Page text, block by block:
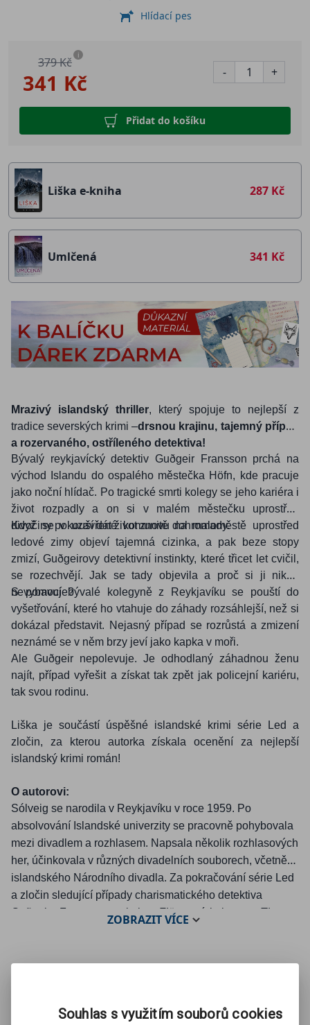
341 Kč
379 Kč i
- +
Přidat do košíku
Hlídací pes
Liška e-kniha 287 Kč
Umlčená 341 Kč
Mrazivý islandský thriller, který spojuje to nejlepší z
tradice severských krimi –drsnou krajinu, tajemný případ
a rozervaného, ostříleného detektiva!
Bývalý reykjavícký detektiv Guðgeir Fransson prchá na
východ Islandu do ospalého městečka Höfn, kde pracuje
jako noční hlídač. Po tragické smrti kolegy se jeho kariéra i
život rozpadly a on si v malém městečku uprostřed
divočiny pokouší dát život znovu dohromady.
Když se v uzavřené komunitě na maloměstě uprostřed
ledové zimy objeví tajemná cizinka, a pak beze stopy
zmizí, Guðgeirovy detektivní instinkty, které třicet let cvičil,
se rozechvějí. Jak se tady objevila a proč si ji nikdo
nevybavuje?
S pomocí bývalé kolegyně z Reykjavíku se pouští do
vyšetřování, které ho vtahuje do záhady rozsáhlejší, než si
dokázal představit. Nejasný případ se rozrůstá a zmizení
neznámé se v něm brzy jeví jako kapka v moři.
Ale Guðgeir nepolevuje. Je odhodlaný záhadnou ženu
najít, případ vyřešit a získat tak zpět jak policejní kariéru,
tak svou rodinu.
Liška je součástí úspěšné islandské krimi série Led a
zločin, za kterou autorka získala ocenění za nejlepší
islandský krimi román!
O autorovi:
Sólveig se narodila v Reykjavíku v roce 1959. Po
absolvování Islandské univerzity se pracovně pohybovala
mezi divadlem a rozhlasem. Napsala několik rozhlasových
her, účinkovala v různých divadelních souborech, včetně
islandského Národního divadla. Za pokračování série Led
a zločin sledující případy charismatického detektiva
Guðgeira Franssona s titulem
Fjötrar , získala cenu The
Recenzi na knihu naleznetezde.
ZOBRAZITVÍCE
Souhlas s využitím souborů cookies